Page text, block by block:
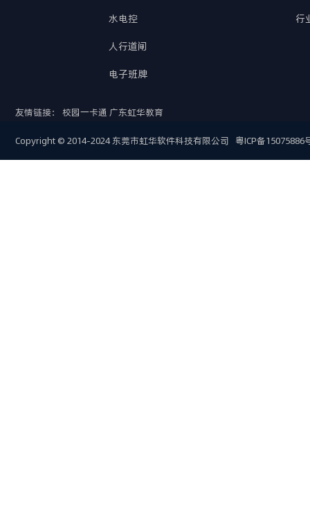
水电控
人行道闸
电子班牌
行
友情链接： 校园一卡通 广东虹华教育
Copyright © 2014-2024 东莞市虹华软件科技有限公司 粤ICP备15075886